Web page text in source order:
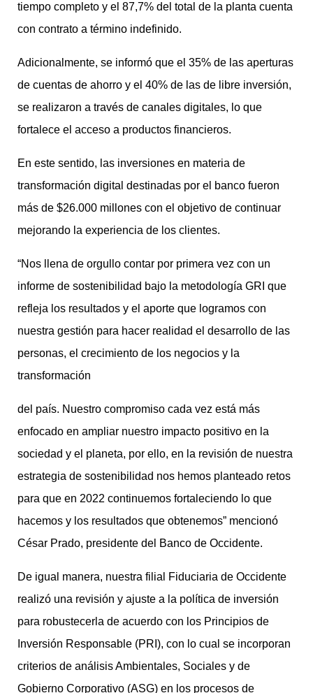
tiempo completo y el 87,7% del total de la planta cuenta
con contrato a término indefinido.
Adicionalmente, se informó que el 35% de las aperturas
de cuentas de ahorro y el 40% de las de libre inversión,
se realizaron a través de canales digitales, lo que
fortalece el acceso a productos financieros.
En este sentido, las inversiones en materia de
transformación digital destinadas por el banco fueron
más de $26.000 millones con el objetivo de continuar
mejorando la experiencia de los clientes.
“Nos llena de orgullo contar por primera vez con un
informe de sostenibilidad bajo la metodología GRI que
refleja los resultados y el aporte que logramos con
nuestra gestión para hacer realidad el desarrollo de las
personas, el crecimiento de los negocios y la
transformación
del país. Nuestro compromiso cada vez está más
enfocado en ampliar nuestro impacto positivo en la
sociedad y el planeta, por ello, en la revisión de nuestra
estrategia de sostenibilidad nos hemos planteado retos
para que en 2022 continuemos fortaleciendo lo que
hacemos y los resultados que obtenemos” mencionó
César Prado, presidente del Banco de Occidente.
De igual manera, nuestra filial Fiduciaria de Occidente
realizó una revisión y ajuste a la política de inversión
para robustecerla de acuerdo con los Principios de
Inversión Responsable (PRI), con lo cual se incorporan
criterios de análisis Ambientales, Sociales y de
Gobierno Corporativo (ASG) en los procesos de